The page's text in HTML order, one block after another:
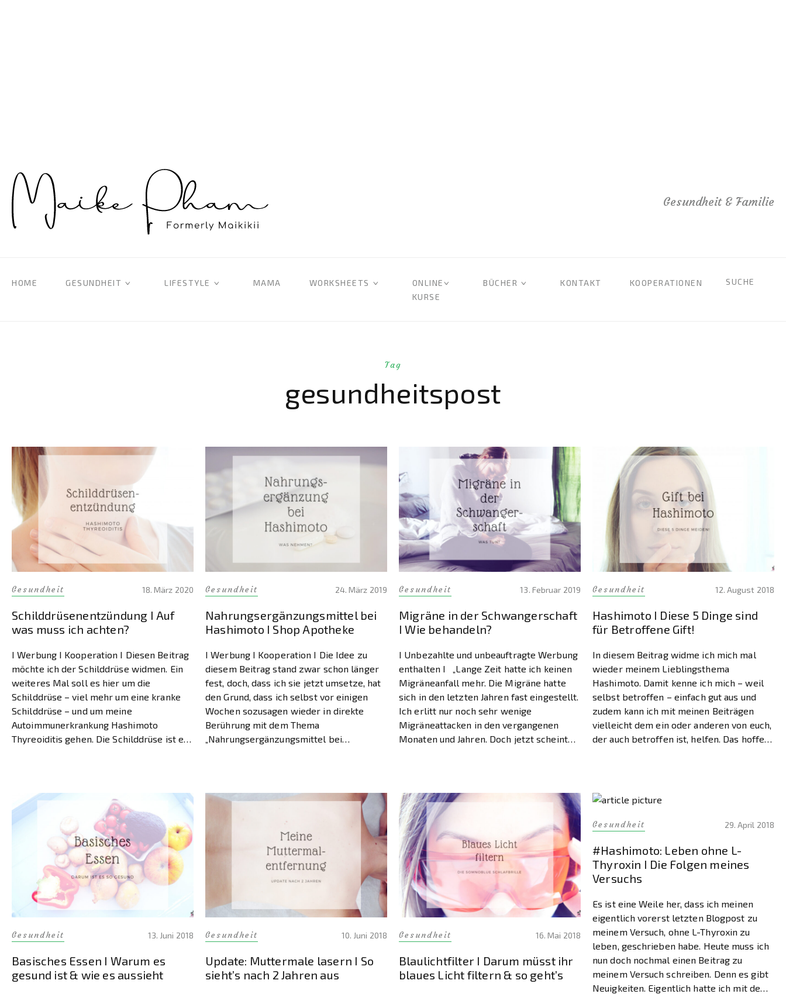
Gesundheit & Familie
HOME GESUNDHEIT LIFESTYLE MAMA WORKSHEETS
ONLINE
KURSE
BÜCHER KONTAKT KOOPERATIONEN SUCHE
Tag
gesundheitspost
Gesundheit 18. März 2020
Schilddrüsenentzündung I Auf
was muss ich achten?
I Werbung I Kooperation I Diesen Beitrag
möchte ich der Schilddrüse widmen. Ein
weiteres Mal soll es hier um die
Schilddrüse – viel mehr um eine kranke
Schilddrüse – und um meine
Autoimmunerkrankung Hashimoto
Thyreoiditis gehen. Die Schilddrüse ist ein
Gesundheit 24. März 2019
Nahrungsergänzungsmittel bei
Hashimoto I Shop Apotheke
I Werbung I Kooperation I Die Idee zu
diesem Beitrag stand zwar schon länger
fest, doch, dass ich sie jetzt umsetze, hat
den Grund, dass ich selbst vor einigen
Wochen sozusagen wieder in direkte
Berührung mit dem Thema
„Nahrungsergänzungsmittel bei
Gesundheit 13. Februar 2019
Migräne in der Schwangerschaft
I Wie behandeln?
I Unbezahlte und unbeauftragte Werbung
enthalten I „Lange Zeit hatte ich keinen
Migräneanfall mehr. Die Migräne hatte
sich in den letzten Jahren fast eingestellt.
Ich erlitt nur noch sehr wenige
Migräneattacken in den vergangenen
Monaten und Jahren. Doch jetzt scheint
Gesundheit 12. August 2018
Hashimoto I Diese 5 Dinge sind
für Betroffene Gift!
In diesem Beitrag widme ich mich mal
wieder meinem Lieblingsthema
Hashimoto. Damit kenne ich mich – weil
selbst betroffen – einfach gut aus und
zudem kann ich mit meinen Beiträgen
vielleicht dem ein oder anderen von euch,
der auch betroffen ist, helfen. Das hoffe
Gesundheit 13. Juni 2018
Basisches Essen I Warum es
gesund ist & wie es aussieht
Gesundheit 10. Juni 2018
Update: Muttermale lasern I So
sieht’s nach 2 Jahren aus
Gesundheit 16. Mai 2018
Blaulichtfilter I Darum müsst ihr
blaues Licht filtern & so geht’s
Gesundheit 29. April 2018
#Hashimoto: Leben ohne L-
Thyroxin I Die Folgen meines
Versuchs
Es ist eine Weile her, dass ich meinen
eigentlich vorerst letzten Blogpost zu
meinem Versuch, ohne L-Thyroxin zu
leben, geschrieben habe. Heute muss ich
nun doch nochmal einen Beitrag zu
meinem Versuch schreiben. Denn es gibt
Neuigkeiten. Eigentlich hatte ich mit dem